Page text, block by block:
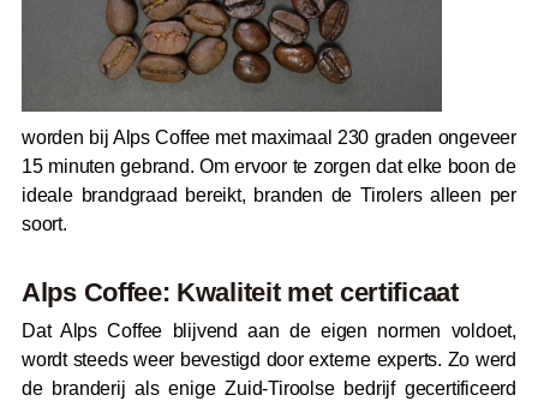
worden bij Alps Coffee met maximaal 230 graden ongeveer
15 minuten gebrand. Om ervoor te zorgen dat elke boon de
ideale brandgraad bereikt, branden de Tirolers alleen per
soort.
Alps Coffee: Kwaliteit met certificaat
Dat Alps Coffee blijvend aan de eigen normen voldoet,
wordt steeds weer bevestigd door externe experts. Zo werd
de branderij als enige Zuid-Tiroolse bedrijf gecertificeerd